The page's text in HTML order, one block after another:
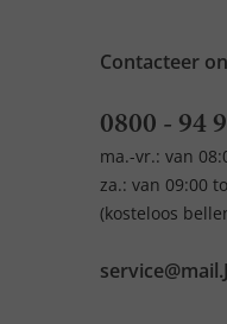
Contacteer
0800 - 94
ma.-vr.: van
za.: van 09:00
(kosteloos